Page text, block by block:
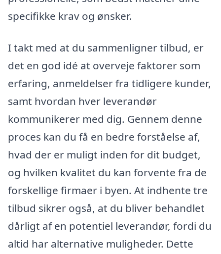
specifikke krav og ønsker.
I takt med at du sammenligner tilbud, er
det en god idé at overveje faktorer som
erfaring, anmeldelser fra tidligere kunder,
samt hvordan hver leverandør
kommunikerer med dig. Gennem denne
proces kan du få en bedre forståelse af,
hvad der er muligt inden for dit budget,
og hvilken kvalitet du kan forvente fra de
forskellige firmaer i byen. At indhente tre
tilbud sikrer også, at du bliver behandlet
dårligt af en potentiel leverandør, fordi du
altid har alternative muligheder. Dette